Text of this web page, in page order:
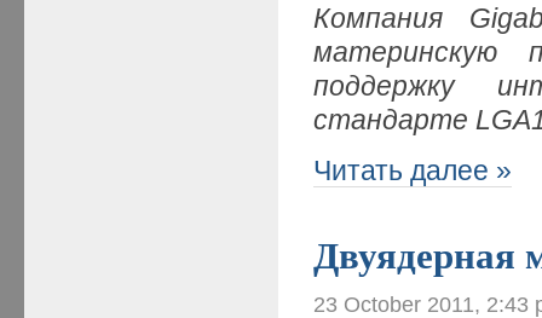
Компания
материнскую
поддержку
стандарте
Читать далее »
Двуядерная
23 October 2011, 2:43